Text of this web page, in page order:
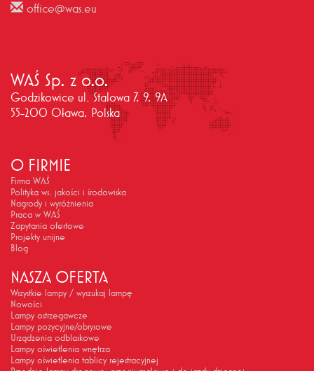
office@was.eu
WAŚ Sp. z o.o.
Godzikowice ul. Stalowa 7, 9, 9A
55-200 Oława, Polska
O FIRMIE
Firma WAŚ
Polityka ws. jakości i środowiska
Nagrody i wyróżnienia
Praca w WAŚ
Zapytania ofertowe
Projekty unijne
Blog
NASZA OFERTA
Wszystkie lampy / wyszukaj lampę
Nowości
Lampy ostrzegawcze
Lampy pozycyjne/obrysowe
Urządzenia odblaskowe
Lampy oświetlenia wnętrza
Lampy oświetlenia tablicy rejestracyjnej